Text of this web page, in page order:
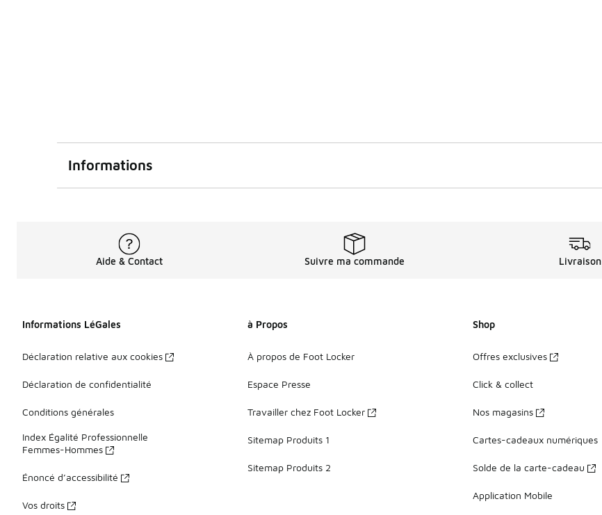
Informations
Aide & Contact Suivre ma commande Livraison
Informations LéGales
Déclaration relative aux cookies
Déclaration de confidentialité
Conditions générales
Index Égalité Professionnelle
Femmes-Hommes
Énoncé d’accessibilité
Vos droits
à Propos
À propos de Foot Locker
Espace Presse
Travailler chez Foot Locker
Sitemap Produits 1
Sitemap Produits 2
Shop
Offres exclusives
Click & collect
Nos magasins
Cartes-cadeaux numériques
Solde de la carte-cadeau
Application Mobile